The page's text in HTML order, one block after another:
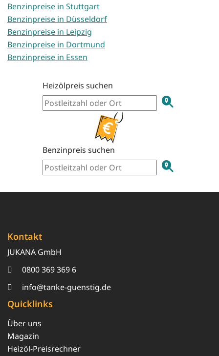
Benzinpreise in Stuttgart
Benzinpreise in Düsseldorf
Benzinpreise in Leipzig
Benzinpreise in Dortmund
Benzinpreise in Essen
Heizölpreis suchen
Benzinpreis suchen
Kontakt
JUKANA GmbH
0800 369 369 6
info@tanke-guenstig.de
Quicklinks
Über uns
Magazin
Heizöl-Preisrechner